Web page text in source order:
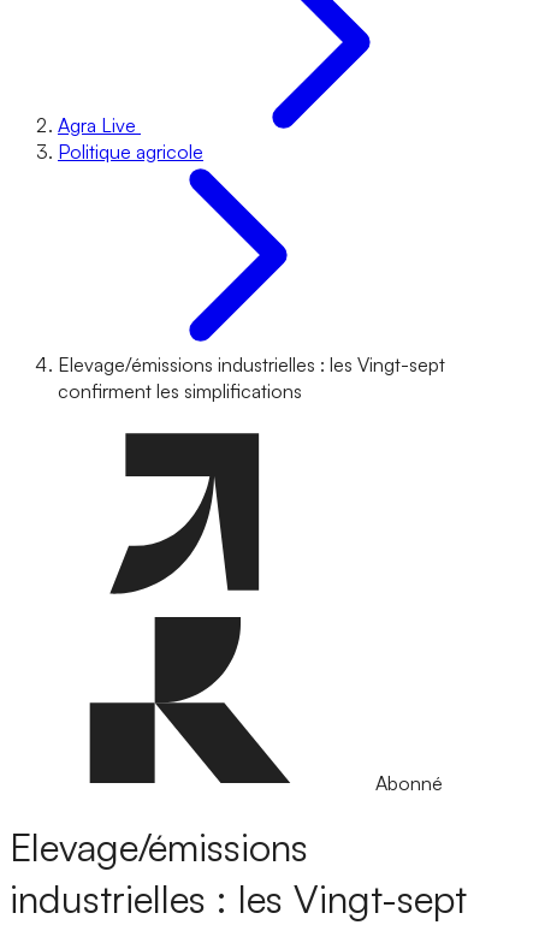
Agra Live
Politique agricole
Elevage/émissions industrielles : les Vingt-sept
confirment les simplifications
Abonné
Elevage/émissions
industrielles : les Vingt-sept